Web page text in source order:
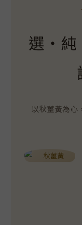
選・
以秋薑黃為心